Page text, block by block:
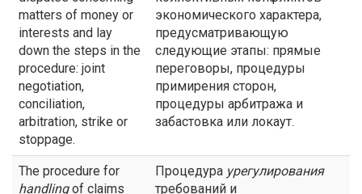
matters of money or
interests and lay
down the steps in the
procedure: joint
negotiation,
conciliation,
arbitration, strike or
stoppage.
экономического характера,
предусматривающую
следующие этапы: прямые
переговоры, процедуры
примирения сторон,
процедуры арбитража и
забастовка или локаут.
The procedure for
handlingof claims
Процедура урегулирования
требований и